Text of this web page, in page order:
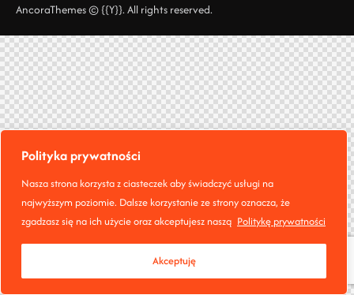
Polityka prywatności
Nasza strona korzysta z ciasteczek aby świadczyć usługi na
najwyższym poziomie. Dalsze korzystanie ze strony oznacza, że
zgadzasz się na ich użycie oraz akceptujesz naszą Politykę prywatności
Akceptuję
AncoraThemes© {{Y}}. All rights reserved.